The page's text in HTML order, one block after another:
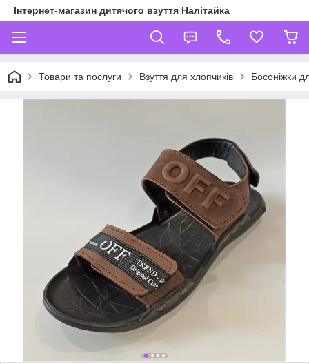
Інтернет-магазин дитячого взуття Налітайка
Товари та послуги Взуття для хлопчиків Босоніжки